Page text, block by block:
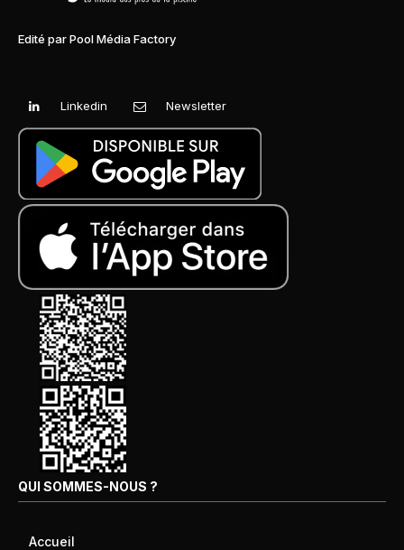
Edité par Pool Média Factory
Linkedin Newsletter
QUI SOMMES-NOUS ?
Accueil